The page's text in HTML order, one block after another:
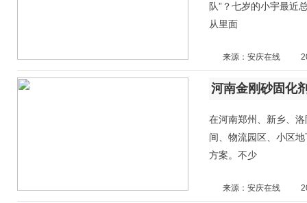
队”？七岁的小宇最近
从里面
来源：安庆在线
河南金刚砂固化
在河南郑州、新乡、
间、物流园区、小区
方案。不少
来源：安庆在线